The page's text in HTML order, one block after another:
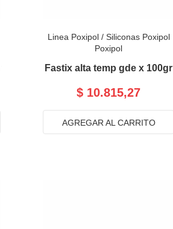
Linea Poxipol/ Siliconas Poxipol
Poxipol
Fastix alta temp gde x 100gr
$ 10.815,27
AGREGAR AL CARRITO